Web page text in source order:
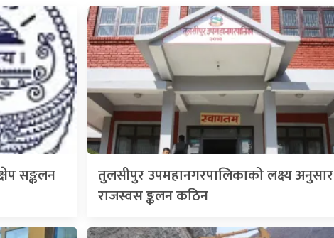
सङ्कलन
तुलसीपुर उपमहानगरपालिकाको लक्ष्य अनुसार
राजस्वस ङ्कलन कठिन